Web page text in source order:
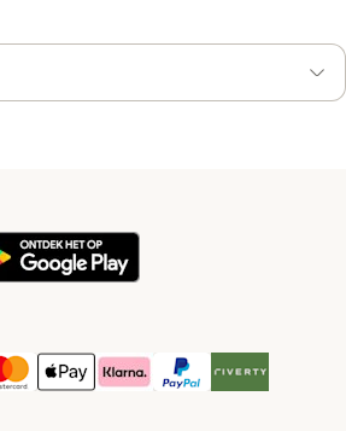
Method
Payment Method
Payment Method
Apple Pay Payment Method
Klarna Payment Method
PayPal Payment Method
Riverty Payment